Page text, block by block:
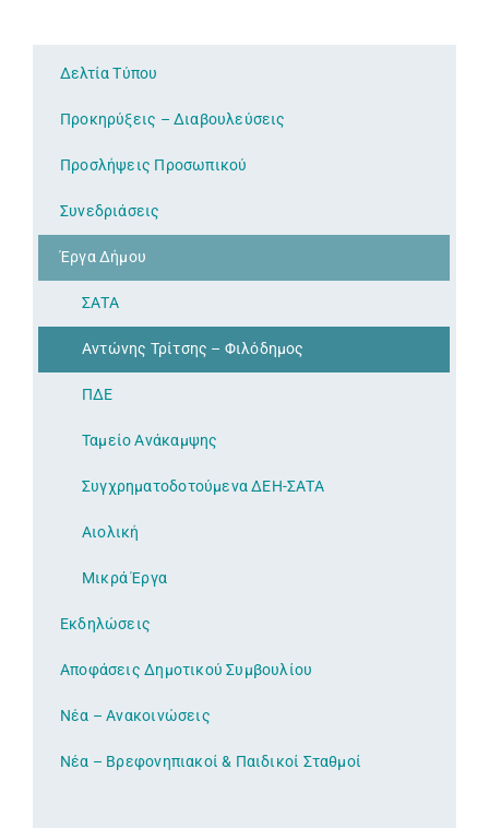
Δελτία Τύπου
Προκηρύξεις – Διαβουλεύσεις
Προσλήψεις Προσωπικού
Συνεδριάσεις
Έργα Δήμου
ΣΑΤΑ
Αντώνης Τρίτσης – Φιλόδημος
ΠΔΕ
Ταμείο Ανάκαμψης
Συγχρηματοδοτούμενα ΔΕΗ-ΣΑΤΑ
Αιολική
Μικρά Έργα
Εκδηλώσεις
Αποφάσεις Δημοτικού Συμβουλίου
Νέα – Ανακοινώσεις
Νέα – Βρεφονηπιακοί & Παιδικοί Σταθμοί